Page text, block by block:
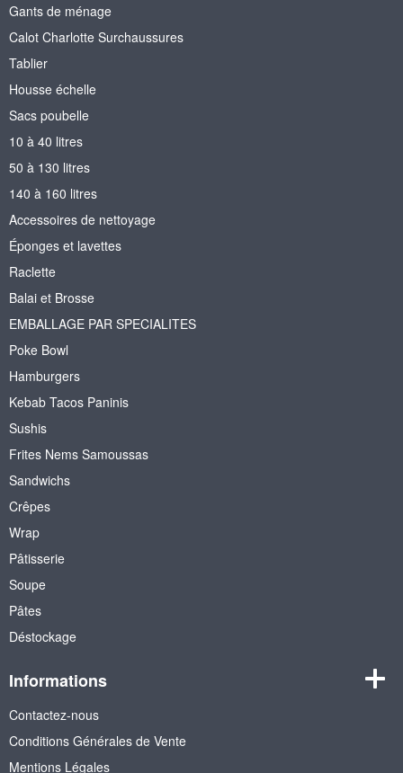
Gants de ménage
Calot Charlotte Surchaussures
Tablier
Housse échelle
Sacs poubelle
10 à 40 litres
50 à 130 litres
140 à 160 litres
Accessoires de nettoyage
Éponges et lavettes
Raclette
Balai et Brosse
EMBALLAGE PAR SPECIALITES
Poke Bowl
Hamburgers
Kebab Tacos Paninis
Sushis
Frites Nems Samoussas
Sandwichs
Crêpes
Wrap
Pâtisserie
Soupe
Pâtes
Déstockage
Informations
Contactez-nous
Conditions Générales de Vente
Mentions Légales